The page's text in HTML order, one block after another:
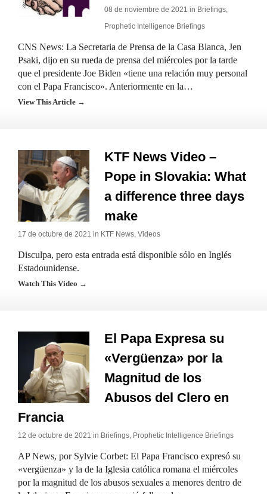
08 de noviembre de 2021 in Briefings,
Prophetic Intelligence Briefings
CNS News: La Secretaria de Prensa de la Casa Blanca, Jen
Psaki, dijo en su rueda de prensa del miércoles por la tarde
que el presidente Joe Biden «tiene una relación muy personal
con el Papa Francisco». Anteriormente en la…
View This Article →
KTF News Video –
Pope in Slovakia: What
a difference three days
make
17 de octubre de 2021 in KTF News, Videos
Disculpa, pero esta entrada está disponible sólo en Inglés
Estadounidense.
Watch This Video →
El Papa Expresa su
«Vergüenza» por la
Magnitud de los
Abusos del Clero en
Francia
12 de octubre de 2021 in Briefings, Prophetic Intelligence Briefings
AP News, por Sylvie Corbet: El Papa Francisco expresó su
«vergüenza» y la de la Iglesia católica romana el miércoles
por la magnitud de los abusos sexuales a menores dentro de